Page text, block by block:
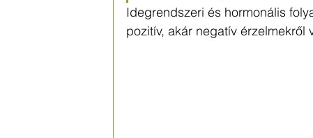
Idegrendszeri és hormonális
pozitív, akár negatív érzelmekről